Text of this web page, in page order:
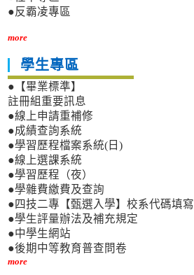
●反霸凌專區
more
學生專區
●【畢業標準】
註冊組重要訊息
●線上申請重補修
●成績查詢系統
●學習歷程檔案系統(日)
●線上選課系統
●學習歷程（夜）
●學雜費繳費及查詢
●四技二專【甄選入學】校系代碼填寫
●學生評量辦法及補充規定
●中學生網站
●後期中等教育普查問卷
more